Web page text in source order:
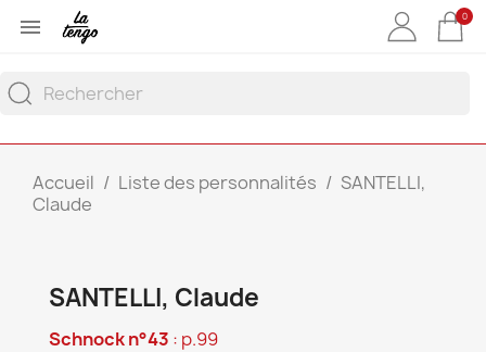
 0
Accueil Liste des personnalités
SANTELLI,
Claude
SANTELLI, Claude
Schnock n°43 : p.99